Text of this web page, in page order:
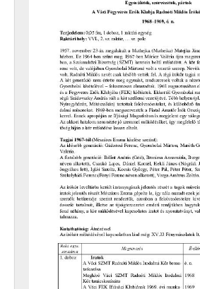
[Fond] 0801 - A Vác Városi Tanács Szakszervezeti Bizottságának (1951-ig a Magyar Közalkalmazottak
[fondfőcsoport] XI - GAZDASÁGI
[fondfőcsoport] XII - EGYHÁZI
[fondfőcsoport] XIII -
[fondfőcsoport] XIV -
[fondfőcsoport] XV -
[fondfőcsoport] XVI - A NÉPKÖZTÁRSASÁG ÉS A
[fondfőcsoport] XVII - NÉPHATALMI ÉS KÜLÖNLEGES
[fondfőcsoport] XXIII -
[fondfőcsoport] XXIV - AZ
[fondfőcsoport] XXIX -
[fondfőcsoport] XXX -
[fondfőcsoport] XXXVII - MEGYEI JOGÚ VÁROSI, VÁROSI